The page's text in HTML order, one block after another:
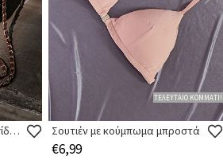
Τσαντάκι καπιτονέ με αλυσίδα ώμου
ΤΕΛΕΥΤΑΙΟ ΚΟΜΜΑΤΙ!
Σουτιέν με κούμπωμα μπροστά
€6,99